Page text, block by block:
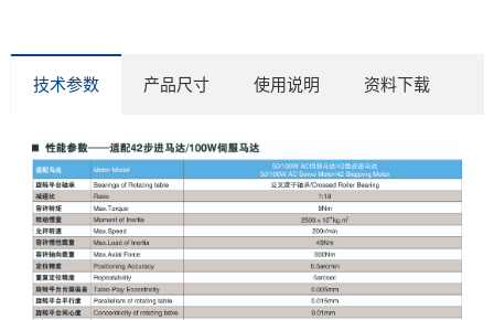
技术参数 产品尺寸 使用说明 资料下载